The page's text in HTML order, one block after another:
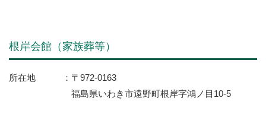
根岸会館（家族葬等）
所在地
〒972-0163
福島県いわき市遠野町根岸字鴻ノ目10-5